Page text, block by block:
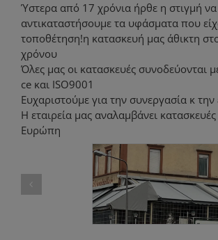
Ύστερα από 17 χρόνια ήρθε η στιγμή να
αντικαταστήσουμε τα υφάσματα που
τοποθέτηση!η κατασκευή μας άθικτη
χρόνου
Όλες μας οι κατασκευές συνοδεύονται
ce και ISO9001
Ευχαριστούμε για την συνεργασία κ
Η εταιρεία μας αναλαμβάνει
Ευρώπη